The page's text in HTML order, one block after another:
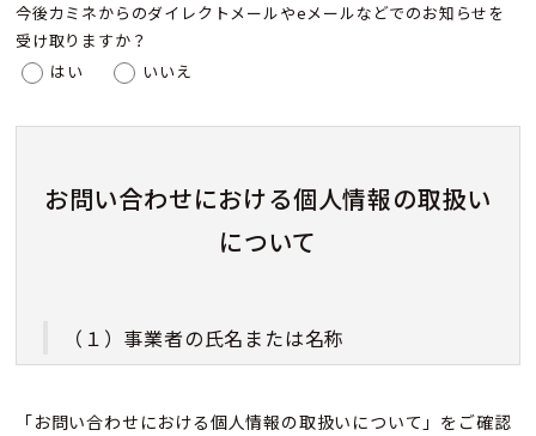
今後カミネからのダイレクトメールやeメールなどでのお知らせを
受け取りますか？
はい
いいえ
お問い合わせにおける個人情報の取扱い
について
（１）事業者の氏名または名称
株式会社カミネ
「お問い合わせにおける個人情報の取扱いについて」をご確認